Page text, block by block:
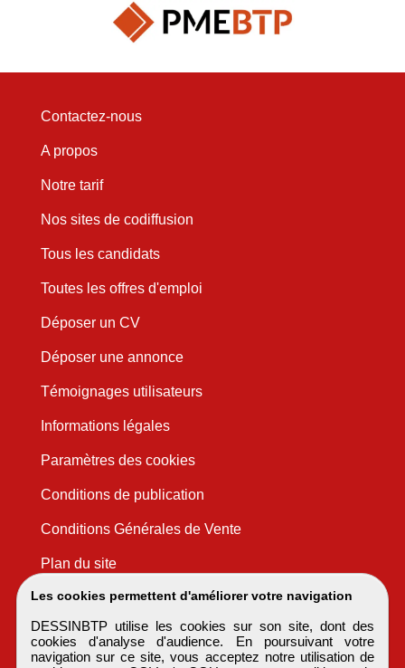
Les cookies permettent d'améliorer votre navigation
DESSINBTP utilise les cookies sur son site, dont des
cookies d'analyse d'audience. En poursuivant votre
navigation sur ce site, vous acceptez notre utilisation de
Contactez-nous
A propos
Notre tarif
Nos sites de codiffusion
Tous les candidats
Toutes les offres d'emploi
Déposer un CV
Déposer une annonce
Témoignages utilisateurs
Informations légales
Paramètres des cookies
Conditions de publication
Conditions Générales de Vente
Plan du site